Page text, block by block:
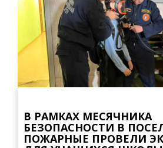
В РАМКАХ МЕСЯЧНИКА
БЕЗОПАСНОСТИ В
ПОЖАРНЫЕ ПРОВЕЛИ